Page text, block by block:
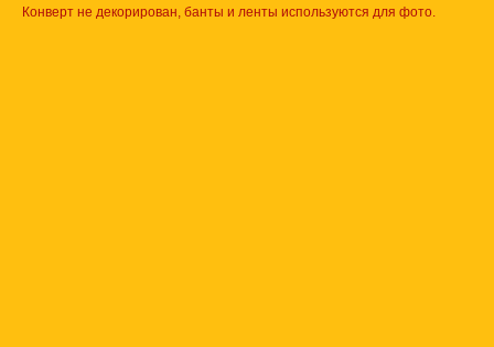
Конверт не декорирован, банты и ленты используются для фото.